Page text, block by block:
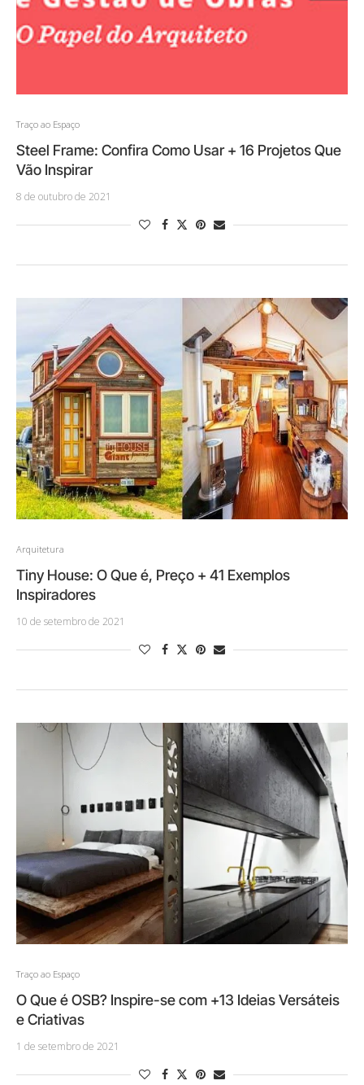
Traço ao Espaço
Steel Frame: Confira Como Usar + 16 Projetos Que
Vão Inspirar
8 de outubro de 2021
Arquitetura
Tiny House: O Que é, Preço + 41 Exemplos
Inspiradores
10 de setembro de 2021
Traço ao Espaço
O Que é OSB? Inspire-se com +13 Ideias Versáteis
e Criativas
1 de setembro de 2021